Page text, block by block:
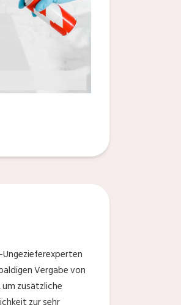
Vergabe von
zusätzliche